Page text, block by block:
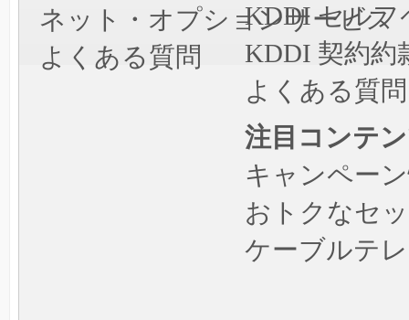
ネット・オプションサービス
よくある質問
KDDI セルフ
KDDI 契約約
よくある質問
注目コンテ
キャンペー
おトクなセ
ケーブルテ